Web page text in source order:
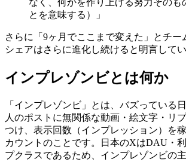
なく、何かを作り上げる努力そのも
とを意味する）」
さらに「9ヶ月でここまで変えた」とチー
シェアはさらに進化し続けると明言してい
インプレゾンビとは何か
「インプレゾンビ」とは、バズっている
人のポストに無関係な動画・絵文字・リ
つけ、表示回数（インプレッション）を
カウントのことです。日本のXはDAU・
プクラスであるため、インプレゾンビの